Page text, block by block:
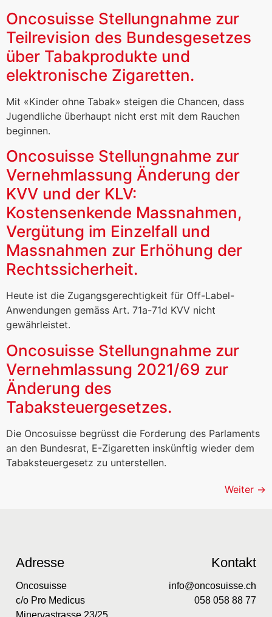
Oncosuisse Stellungnahme zur
Teilrevision des Bundesgesetzes
über Tabak­produkte und
elektronische Zigaretten.
Mit «Kinder ohne Tabak» steigen die Chancen, dass
Jugendliche überhaupt nicht erst mit dem Rauchen
beginnen.
Oncosuisse Stellungnahme zur
Vernehmlassung Änderung der
KVV und der KLV:
Kostensenkende Massnahmen,
Vergütung im Einzelfall und
Massnahmen zur Erhöhung der
Rechtssicherheit.
Heute ist die Zugangsgerechtigkeit für Off-Label-
Anwendungen gemäss Art. 71a-71d KVV nicht
gewährleistet.
Oncosuisse Stellungnahme zur
Vernehmlassung 2021/69 zur
Änderung des
Tabaksteuergesetzes.
Die Oncosuisse begrüsst die Forderung des Parlaments
an den Bundesrat, E-Zigaretten inskünftig wieder dem
Tabaksteuergesetz zu unterstellen.
Weiter →
Adresse
Oncosuisse
c/o Pro Medicus
Minervastrasse 23/25,
Kontakt
info@oncosuisse.ch
058 058 88 77